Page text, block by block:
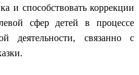
и способствовать коррекции
сфер детей в процессе
деятельности, связанно с